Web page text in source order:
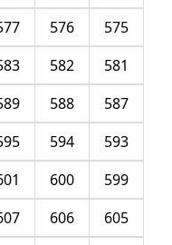
575
576
581
582
587
588
593
594
599
600
605
606